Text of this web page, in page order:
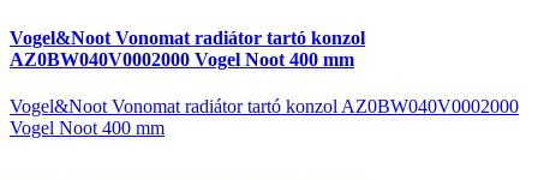
Vogel&Noot Vonomat radiátor tartó konzol
AZ0BW040V0002000 Vogel Noot 400 mm
Vogel&Noot Vonomat radiátor tartó konzol AZ0BW040V0002000
Vogel Noot 400 mm